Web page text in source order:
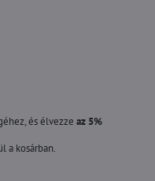
és élvezze az 5%
a kosárban.